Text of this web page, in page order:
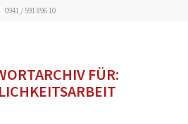
0941 / 591 896 10
FÜR: